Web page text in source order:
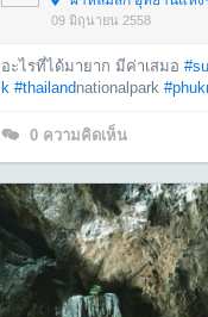
09 มิถุนายน 2558
อะไรที่ได้มายาก มีค่าเสมอ
k #thailandnationalpark
0 ความคิดเห็น